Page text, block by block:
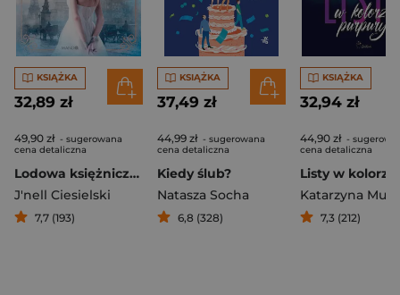
KSIĄŻKA
32,89 zł
49,90 zł - sugerowana
cena detaliczna
Lodowa księżniczka
J'nell Ciesielski
7,7 (193)
KSIĄŻKA
37,49 zł
44,99 zł - sugerowana
cena detaliczna
Kiedy ślub?
Natasza Socha
6,8 (328)
KSIĄŻKA
32,94 zł
44,90 zł -
cena detaliczna
7,3 (212)